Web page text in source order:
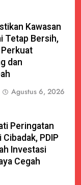
Kawasan
Tetap Bersih,
dan
Agustus 6, 2026
Peringatan
PDIP
Investasi
Cegah